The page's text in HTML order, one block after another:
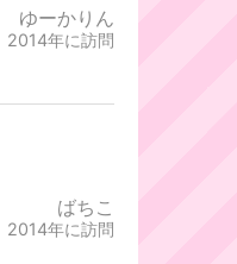
ゆーかりん
2014年に訪問
ばちこ
2014年に訪問